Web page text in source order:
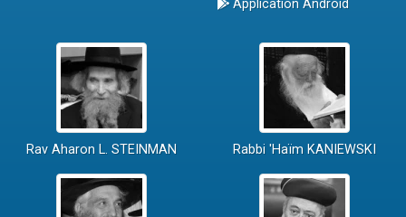
Application Android
Rav Aharon L. STEINMAN Rabbi 'Haïm KANIEWSKI